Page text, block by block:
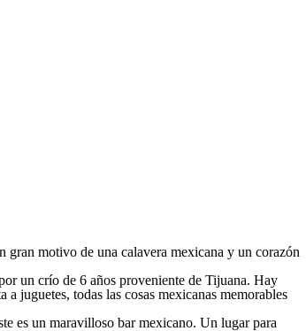
gran motivo de una calavera mexicana y un corazón
un crío de 6 años proveniente de Tijuana. Hay
juguetes, todas las cosas mexicanas memorables
es un maravilloso bar mexicano. Un lugar para